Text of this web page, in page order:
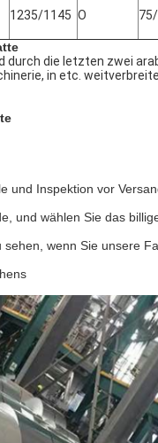
1235/1145 O
durch die letzten zwei
in etc.
und Inspektion vor
und wählen Sie das
wenn Sie unsere